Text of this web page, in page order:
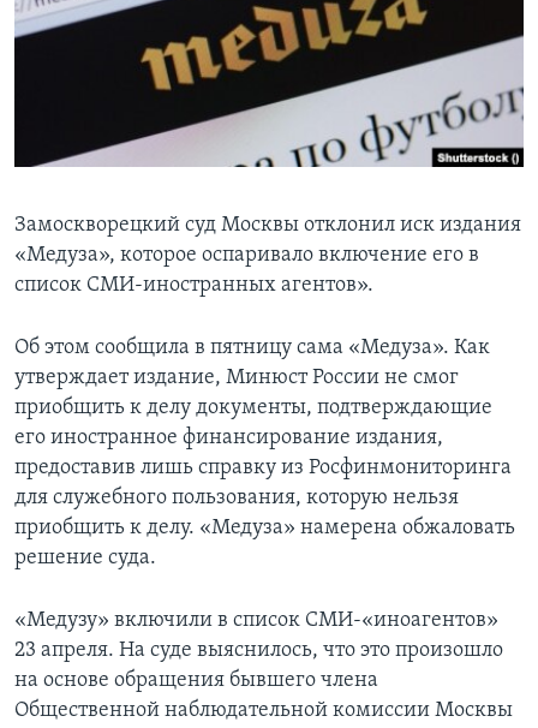
Learning English
Языки
Замоскворецкий суд Москвы отклонил иск издания
«Медуза», которое оспаривало включение его в
список СМИ-иностранных агентов».
Об этом сообщила в пятницу сама «Медуза». Как
утверждает издание, Минюст России не смог
приобщить к делу документы, подтверждающие
его иностранное финансирование издания,
предоставив лишь справку из Росфинмониторинга
для служебного пользования, которую нельзя
приобщить к делу. «Медуза» намерена обжаловать
решение суда.
«Медузу» включили в список СМИ-«иноагентов»
23 апреля. На суде выяснилось, что это произошло
на основе обращения бывшего члена
Общественной наблюдательной комиссии Москвы